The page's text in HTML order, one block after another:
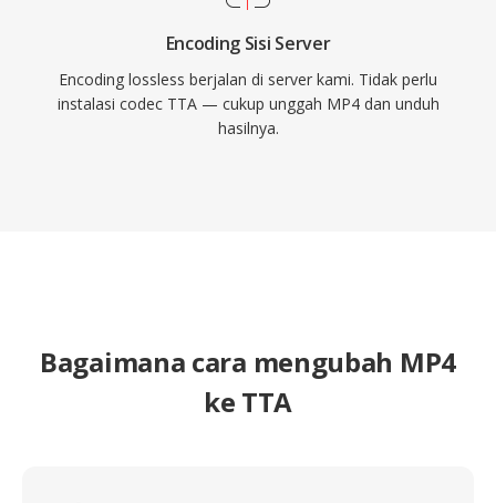
Encoding Sisi Server
Encoding lossless berjalan di server kami. Tidak perlu
instalasi codec TTA — cukup unggah MP4 dan unduh
hasilnya.
Bagaimana cara mengubah MP4
ke TTA